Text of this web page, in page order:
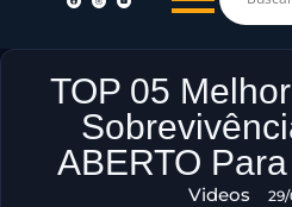
TOP 05
ABERTO
Videos